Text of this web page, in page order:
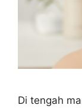
Di tengah